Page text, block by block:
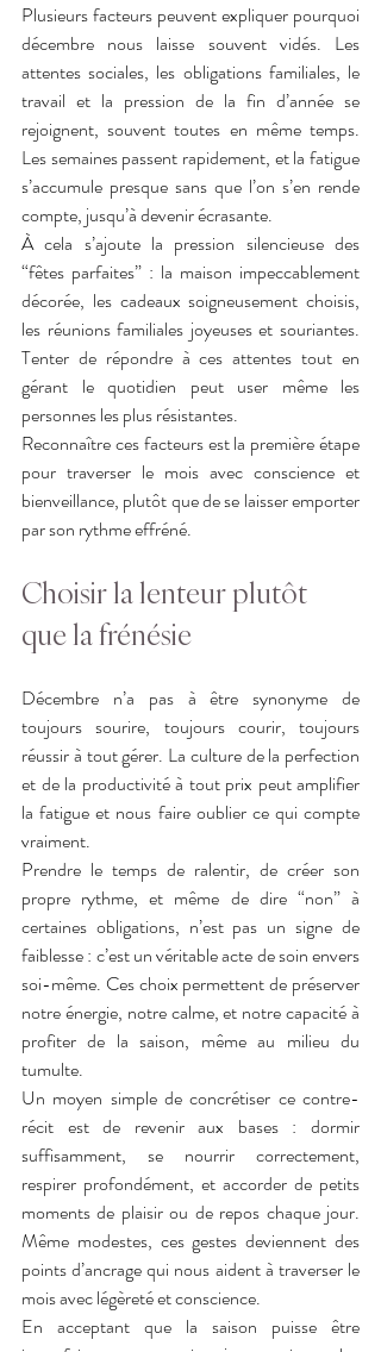
Plusieurs facteurs peuvent expliquer pourquoi
décembre nous laisse souvent vidés. Les
attentes sociales, les obligations familiales, le
travail et la pression de la fin d’année se
rejoignent, souvent toutes en même temps.
Les semaines passent rapidement, et la fatigue
s’accumule presque sans que l’on s’en rende
compte, jusqu’à devenir écrasante.
À cela s’ajoute la pression silencieuse des
“fêtes parfaites” : la maison impeccablement
décorée, les cadeaux soigneusement choisis,
les réunions familiales joyeuses et souriantes.
Tenter de répondre à ces attentes tout en
gérant le quotidien peut user même les
personnes les plus résistantes.
Reconnaître ces facteurs est la première étape
pour traverser le mois avec conscience et
bienveillance, plutôt que de se laisser emporter
par son rythme effréné.
Choisir la lenteur plutôt
que la frénésie
Décembre n’a pas à être synonyme de
toujours sourire, toujours courir, toujours
réussir à tout gérer. La culture de la perfection
et de la productivité à tout prix peut amplifier
la fatigue et nous faire oublier ce qui compte
vraiment.
Prendre le temps de ralentir, de créer son
propre rythme, et même de dire “non” à
certaines obligations, n’est pas un signe de
faiblesse : c’est un véritable acte de soin envers
soi-même. Ces choix permettent de préserver
notre énergie, notre calme, et notre capacité à
profiter de la saison, même au milieu du
tumulte.
Un moyen simple de concrétiser ce contre-
récit est de revenir aux bases : dormir
suffisamment, se nourrir correctement,
respirer profondément, et accorder de petits
moments de plaisir ou de repos chaque jour.
Même modestes, ces gestes deviennent des
points d’ancrage qui nous aident à traverser le
mois avec légèreté et conscience.
En acceptant que la saison puisse être